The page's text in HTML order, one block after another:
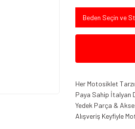
Beden Seçin ve
Her Motosiklet
Paya Sahip İtalyan
Yedek Parça &
Alışveriş Keyfiyle